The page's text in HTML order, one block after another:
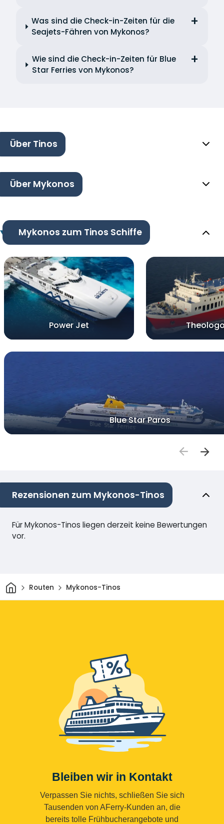
Was sind die Check-in-Zeiten für die
Seajets-Fähren von Mykonos?
Wie sind die Check-in-Zeiten für Blue
Star Ferries von Mykonos?
Über Tinos
Über Mykonos
Mykonos zum Tinos Schiffe
Power Jet
Blue Star Paros
Rezensionen zum Mykonos-Tinos
Für Mykonos-Tinos liegen derzeit keine Bewertungen
vor.
HeimRouten Mykonos-Tinos
Bleiben wir in Kontakt
Verpassen Sie nichts, schließen Sie sich
Tausenden von AFerry-Kunden an, die
bereits tolle Frühbucherangebote und